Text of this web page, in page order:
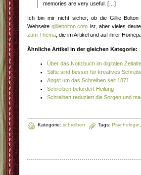
memories are very useful. […]
Ich bin mir nicht sicher, ob die Gillie
Webseitegilliebolton.com ist, aber vieles
zum Thema , die im Artikel und auf ihrer
Ähnliche Artikel in der gleichen Kategorie:
Über das Notizbuch im digitalen
Stifte sind besser für kreatives
Angst um das Schreiben seit 1871
Schreiben befördert Heilung
Schreiben reduziert die Sorgen und
Kategorie: schreiben Tags: Psychologie